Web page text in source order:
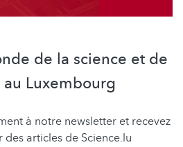
de la science et de
Luxembourg
à notre newsletter et recevez
articles de Science.lu